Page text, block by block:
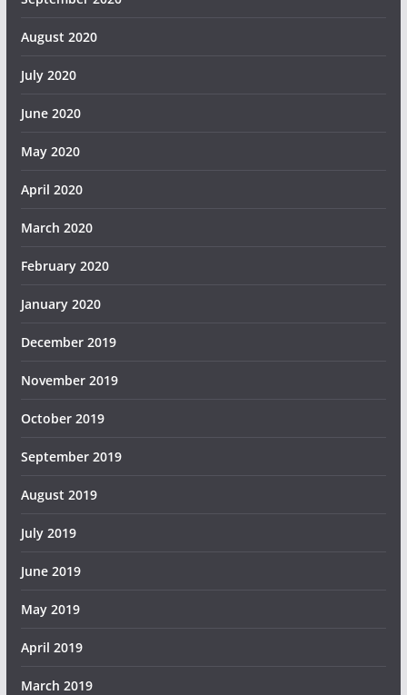
August 2020
July 2020
June 2020
May 2020
April 2020
March 2020
February 2020
January 2020
December 2019
November 2019
October 2019
September 2019
August 2019
July 2019
June 2019
May 2019
April 2019
March 2019